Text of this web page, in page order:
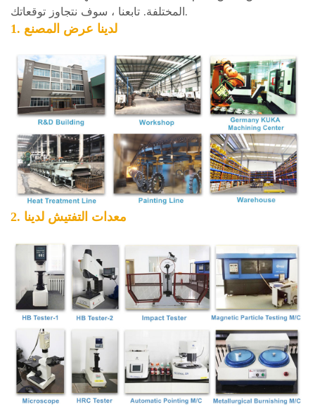
المختلفة. تابعنا ، سوف نتجاوز توقعاتك.
1. لدينا عرض المصنع
2. معدات التفتيش لدينا